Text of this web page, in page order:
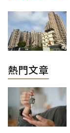
熱門文章